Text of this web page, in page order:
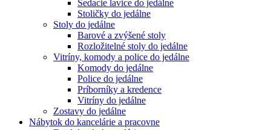
Sedacie lavice do jedálne
Stoličky do jedálne
Stoly do jedálne
Barové a zvýšené stoly
Rozložitelné stoly do jedálne
Vitríny, komody a police do jedálne
Komody do jedálne
Police do jedálne
Príborníky a kredence
Vitríny do jedálne
Zostavy do jedálne
Nábytok do kancelárie a pracovne